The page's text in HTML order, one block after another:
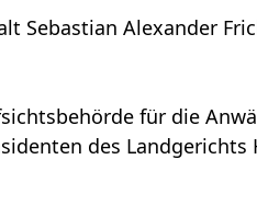
Sebastian Alexander
für die
des